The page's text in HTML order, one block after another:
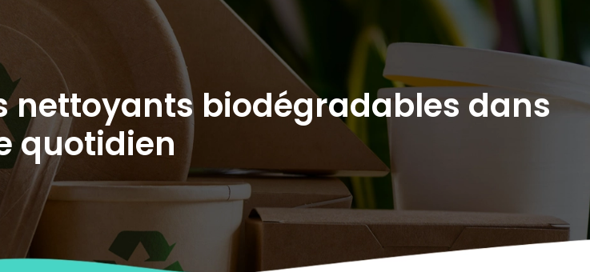
nettoyants biodégradables dans
quotidien